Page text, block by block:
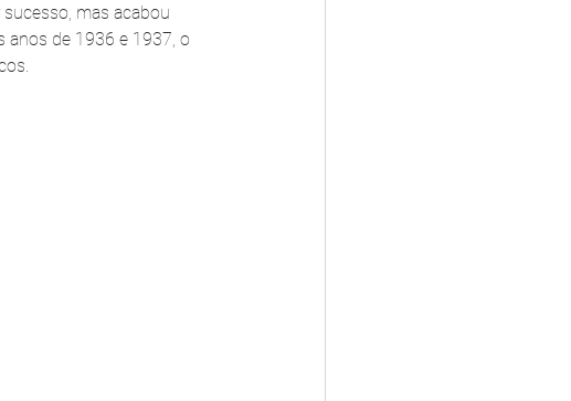
mas acabou
anos de 1936 e 1937, o